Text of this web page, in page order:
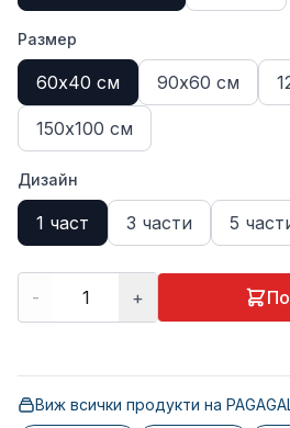
Размер
60х40 см 90х60 см
150х100 см
Дизайн
1 част 3 части 5
- +
Виж всички продукти на